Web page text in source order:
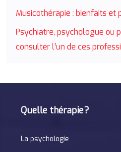
Musicothérapie : bienfaits et
Psychiatre, psychologue ou
consulter l’un de ces
Quelle thérapie ?
La psychologie